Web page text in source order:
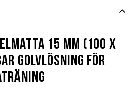
15 mm (100 x
golvlösning för